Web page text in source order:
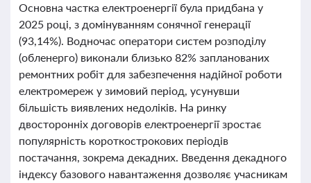
Основна частка електроенергії була придбана у
2025 році, з домінуванням сонячної генерації
(93,14%). Водночас оператори систем розподілу
(обленерго) виконали близько 82% запланованих
ремонтних робіт для забезпечення надійної роботи
електромереж у зимовий період, усунувши
більшість виявлених недоліків. На ринку
двосторонніх договорів електроенергії зростає
популярність короткострокових періодів
постачання, зокрема декадних. Введення декадного
індексу базового навантаження дозволяє учасникам